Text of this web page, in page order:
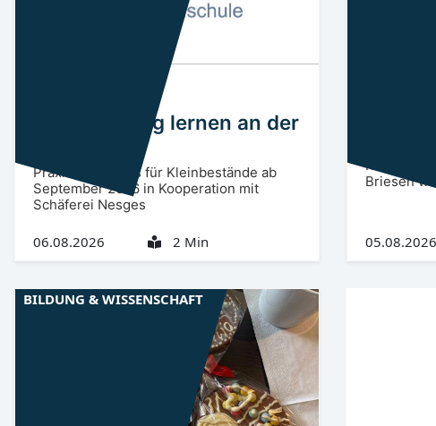
Schafhaltung lernen an der
Praxisnaher Kurs für Kleinbestände ab
September 2026 in Kooperation mit
Schäferei Nesges
06.08.2026 2 Min
Briesen
05.08.2026
BILDUNG & WISSENSCHAFT